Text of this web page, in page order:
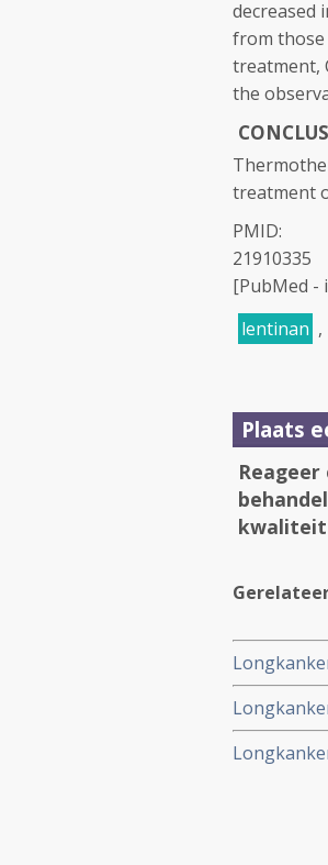
decreased
from those
treatment,
the
treatment
PMID:
21910335
[PubMed -
lentinan ,
Plaats
kwaliteit
met
tumoren
ziektevrije
geplaatst